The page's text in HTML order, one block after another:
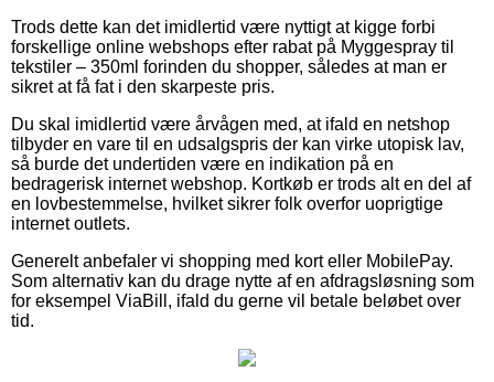
Trods dette kan det imidlertid være nyttigt at kigge forbi
forskellige online webshops efter rabat på Myggespray til
tekstiler – 350ml forinden du shopper, således at man er
sikret at få fat i den skarpeste pris.
Du skal imidlertid være årvågen med, at ifald en netshop
tilbyder en vare til en udsalgspris der kan virke utopisk lav,
så burde det undertiden være en indikation på en
bedragerisk internet webshop. Kortkøb er trods alt en del af
en lovbestemmelse, hvilket sikrer folk overfor uoprigtige
internet outlets.
Generelt anbefaler vi shopping med kort eller MobilePay.
Som alternativ kan du drage nytte af en afdragsløsning som
for eksempel ViaBill, ifald du gerne vil betale beløbet over
tid.